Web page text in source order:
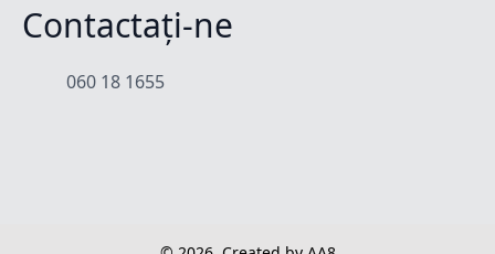
Contactați-ne
060 18 1655